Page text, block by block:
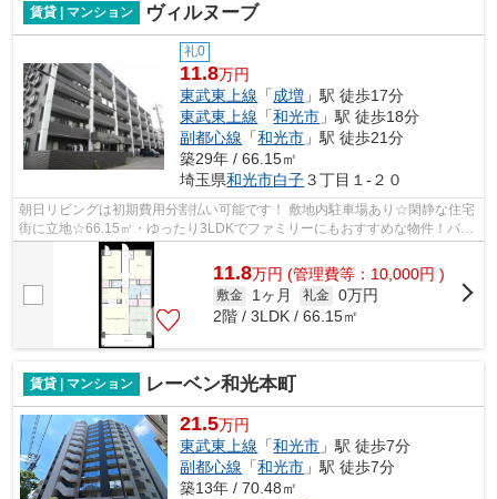
賃貸 | マンション ヴィルヌーブ
礼0
11.8万円
東武東上線 「成増 」駅 徒歩17分
東武東上線 「和光市 」駅 徒歩18分
副都心線 「和光市 」駅 徒歩21分
築29年 / 66.15㎡
埼玉県和光市白子３丁目１-２０
朝日リビングは初期費用分割払い可能です！ 敷地内駐車場あり☆閑静な住宅
街に立地☆66.15㎡・ゆったり3LDKでファミリーにもおすすめな物件！バル
コニー付きで陽当たり良好◎3路線利用可...
11.8万円 (管理費等：10,000円 )
敷金 1ヶ月 礼金 0万円
2階 / 3LDK / 66.15㎡
賃貸 | マンション レーベン和光本町
21.5万円
東武東上線 「和光市 」駅 徒歩7分
副都心線 「和光市 」駅 徒歩7分
築13年 / 70.48㎡